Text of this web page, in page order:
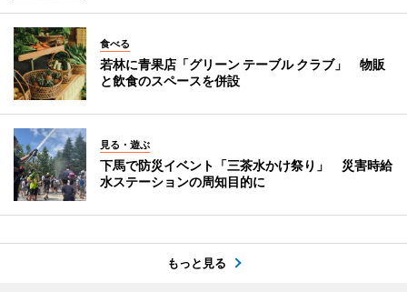
食べる
若林に青果店「グリーン テーブル クラブ」 物販
と飲食のスペースを併設
見る・遊ぶ
下馬で防災イベント「三茶水かけ祭り」 災害時給
水ステーションの周知目的に
もっと見る